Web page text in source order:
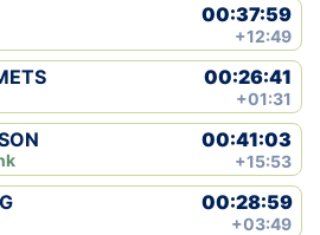
00:37:59
+12:49
00:26:41
+01:31
00:41:03
+15:53
00:28:59
+03:49